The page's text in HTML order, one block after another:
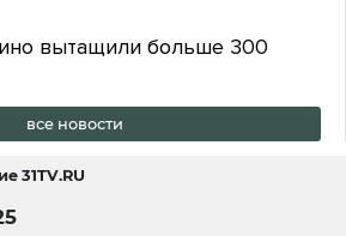
вытащили больше 300
все новости
31TV.RU